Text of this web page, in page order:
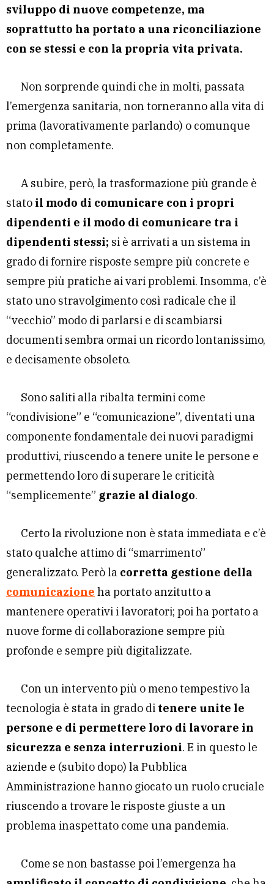
sviluppo di nuove competenze, ma
soprattutto ha portato a una riconciliazione
con se stessi e con la propria vita privata.
Non sorprende quindi che in molti, passata
l’emergenza sanitaria, non torneranno alla vita di
prima (lavorativamente parlando) o comunque
non completamente.
A subire, però, la trasformazione più grande è
stato il modo di comunicare con i propri
dipendenti e il modo di comunicare tra i
dipendenti stessi; si è arrivati a un sistema in
grado di fornire risposte sempre più concrete e
sempre più pratiche ai vari problemi. Insomma, c’è
stato uno stravolgimento così radicale che il
“vecchio” modo di parlarsi e di scambiarsi
documenti sembra ormai un ricordo lontanissimo,
e decisamente obsoleto.
Sono saliti alla ribalta termini come
“condivisione” e “comunicazione”, diventati una
componente fondamentale dei nuovi paradigmi
produttivi, riuscendo a tenere unite le persone e
permettendo loro di superare le criticità
“semplicemente” grazie al dialogo.
Certo la rivoluzione non è stata immediata e c’è
stato qualche attimo di “smarrimento”
generalizzato. Però la corretta gestione della
comunicazione ha portato anzitutto a
mantenere operativi i lavoratori; poi ha portato a
nuove forme di collaborazione sempre più
profonde e sempre più digitalizzate.
Con un intervento più o meno tempestivo la
tecnologia è stata in grado di tenere unite le
persone e di permettere loro di lavorare in
sicurezza e senza interruzioni. E in questo le
aziende e (subito dopo) la Pubblica
Amministrazione hanno giocato un ruolo cruciale
riuscendo a trovare le risposte giuste a un
problema inaspettato come una pandemia.
Come se non bastasse poi l’emergenza ha